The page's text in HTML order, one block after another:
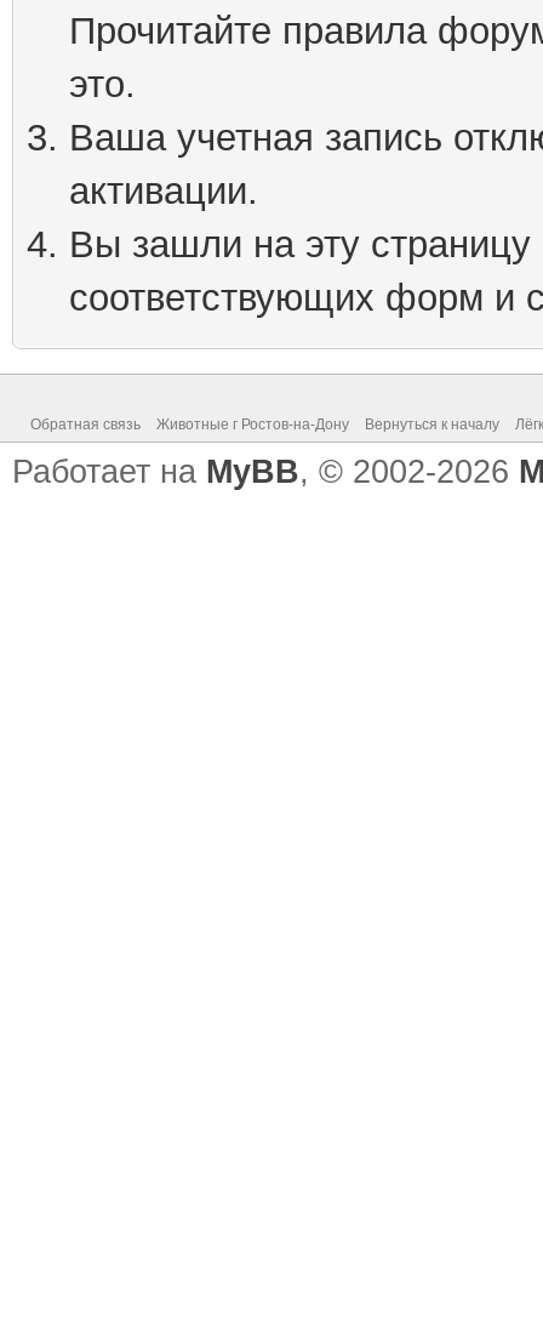
Прочитайте правила
это.
Ваша учетная запись
активации.
Вы зашли на эту
соответствующих форм и
Обратная связь Животные г Ростов-на-Дону Вернуться к началу
Работает на MyBB, © 2002-2026